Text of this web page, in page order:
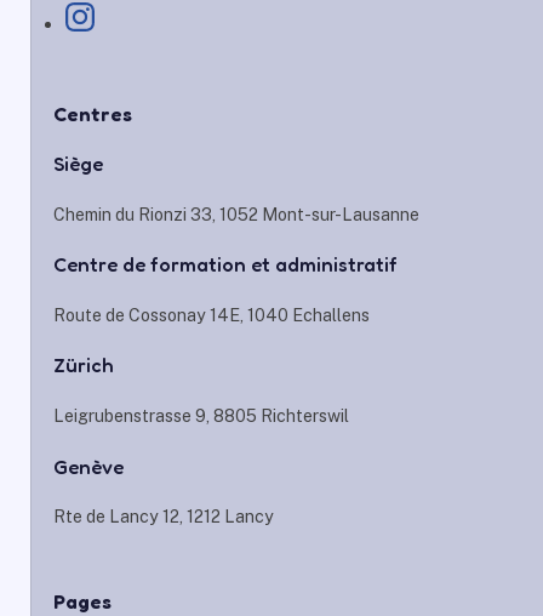
Centres
Siège
Chemin du Rionzi 33, 1052 Mont-sur-Lausanne
Centre de formation et administratif
Route de Cossonay 14E, 1040 Echallens
Zürich
Leigrubenstrasse 9, 8805 Richterswil
Genève
Rte de Lancy 12, 1212 Lancy
Pages